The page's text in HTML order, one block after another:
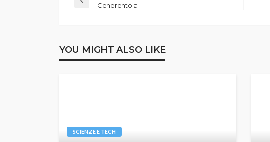
Cenerentola
YOU MIGHT ALSO LIKE
SCIENZE E TECH